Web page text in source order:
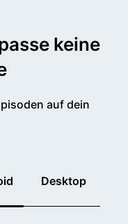
keine
auf dein
Desktop